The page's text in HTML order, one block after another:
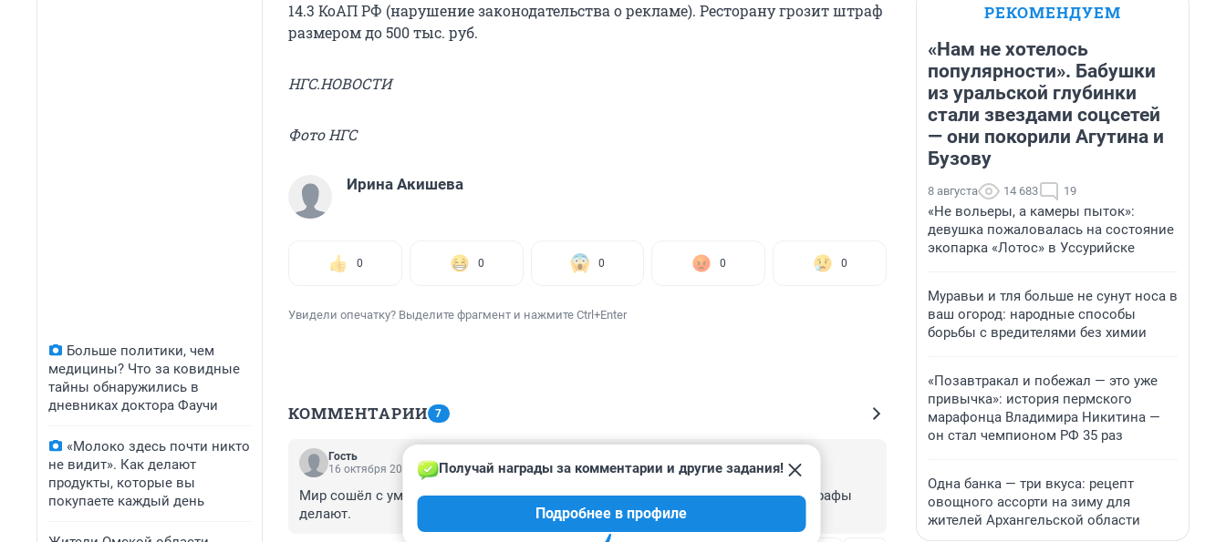
Больше политики, чем
медицины? Что за ковидные
тайны обнаружились в
дневниках доктора Фаучи
«Молоко здесь почти никто
не видит». Как делают
продукты, которые вы
покупаете каждый день
14.3 КоАП РФ (нарушение законодательства о рекламе). Ресторану грозит штраф
размером до 500 тыс. руб.
НГС.НОВОСТИ
Фото НГС
Ирина Акишева
0 0 0 0 0
Увидели опечатку? Выделите фрагмент и нажмите Ctrl+Enter
КОММЕНТАРИИ 7
Гость
16 октября 2015, 12:45
Мир сошёл с ума!! А точнее куда катится мир? Уже изза одного слова такие штрафы
делают.
Получай награды за комментарии и другие задания!
Подробнее в профиле
РЕКОМЕНДУЕМ
«Нам не хотелось
популярности». Бабушки
из уральской глубинки
стали звездами соцсетей
— они покорили Агутина и
Бузову
8 августа 14 683 19
«Не вольеры, а камеры пыток»:
девушка пожаловалась на состояние
экопарка «Лотос» в Уссурийске
Муравьи и тля больше не сунут носа в
ваш огород: народные способы
борьбы с вредителями без химии
«Позавтракал и побежал — это уже
привычка»: история пермского
марафонца Владимира Никитина —
он стал чемпионом РФ 35 раз
Одна банка — три вкуса: рецепт
овощного ассорти на зиму для
жителей Архангельской области